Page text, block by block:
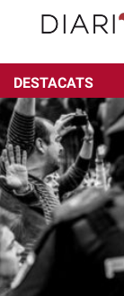
DESTACATS